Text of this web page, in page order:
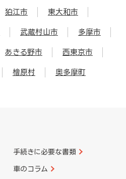
狛江市 東大和市
武蔵村山市 多摩市
あきる野市 西東京市
檜原村 奥多摩町
手続きに必要な書類
車のコラム